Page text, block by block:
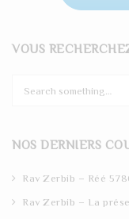
VOUS
c
NOS DERNIERS
Rav Zerbib – Réé
Rav Zerbib – La